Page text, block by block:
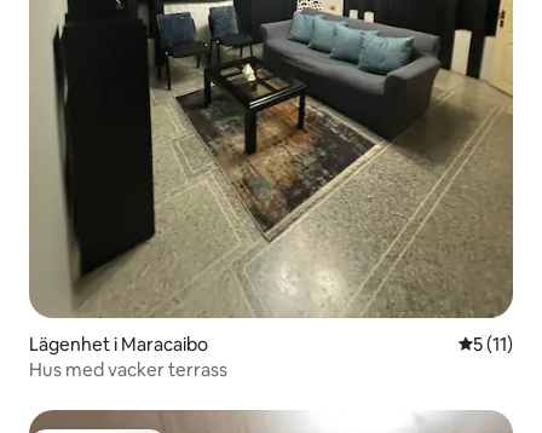
Lägenhet i Maracaibo 5 av 5 i
5 (11)
Hus med vacker terrass